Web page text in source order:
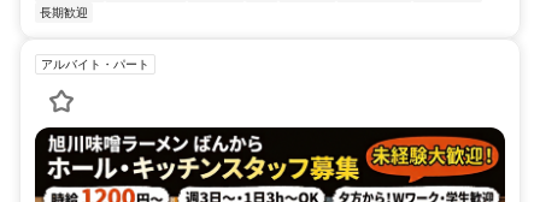
長期歓迎
アルバイト・パート